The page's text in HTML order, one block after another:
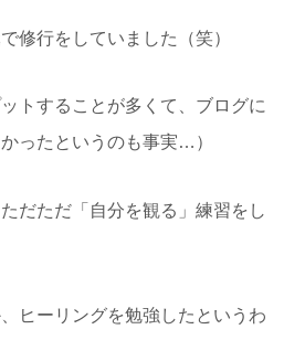
修行をしていました（笑）
トすることが多くて、ブログに
ったというのも事実…）
だただ「自分を観る」練習をし
ヒーリングを勉強したというわ